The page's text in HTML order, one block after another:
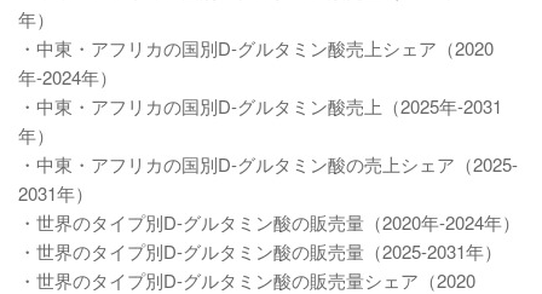
年）
・中東・アフリカの国別D-グルタミン酸売上シェア（2020
年-2024年）
・中東・アフリカの国別D-グルタミン酸売上（2025年-2031
年）
・中東・アフリカの国別D-グルタミン酸の売上シェア（2025-
2031年）
・世界のタイプ別D-グルタミン酸の販売量（2020年-2024年）
・世界のタイプ別D-グルタミン酸の販売量（2025-2031年）
・世界のタイプ別D-グルタミン酸の販売量シェア（2020